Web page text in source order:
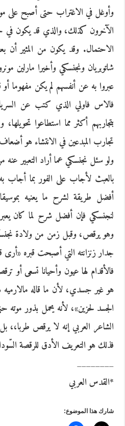
وأوغل في الاغتراب حتى أصبح على
الآخرون كذلك، والذي قد يكون
الاحتمال. وقد يكون من المثير أن
شاتوبريان ونجنسكي وأخيرا مارلين
عبروا به عن أنفسهم لم يكن مفهوما
فالاس فاولي الذي كتب عن
بتجاربهم أكثر مما استطاعوا
تجارب المبدعين في الانتشاء هو
ولو سئل نجنسكي عما أراد التعبير
بالعبث لأجاب على الفور بما أجاب
أفضل طريقة لشرح ما يعنيه
لنجنسكي فإن أفضل شرح لما كان
وهو يرقص، وقبل زمن من ولادة
جدار زنزانته التي أصبحت قبره
فالأقدام لها عيون وأحيانا تسعى أو
هو غير جسدي، لأن ما قاله
الجسد لحزين»، لأنه يحمل بذور
الشاعر العربي إنه لا يرقص طربا،،
فذلك هو التعريف الأدق للرقصة
________
*القدس العربي
شارك هذا الموضوع: